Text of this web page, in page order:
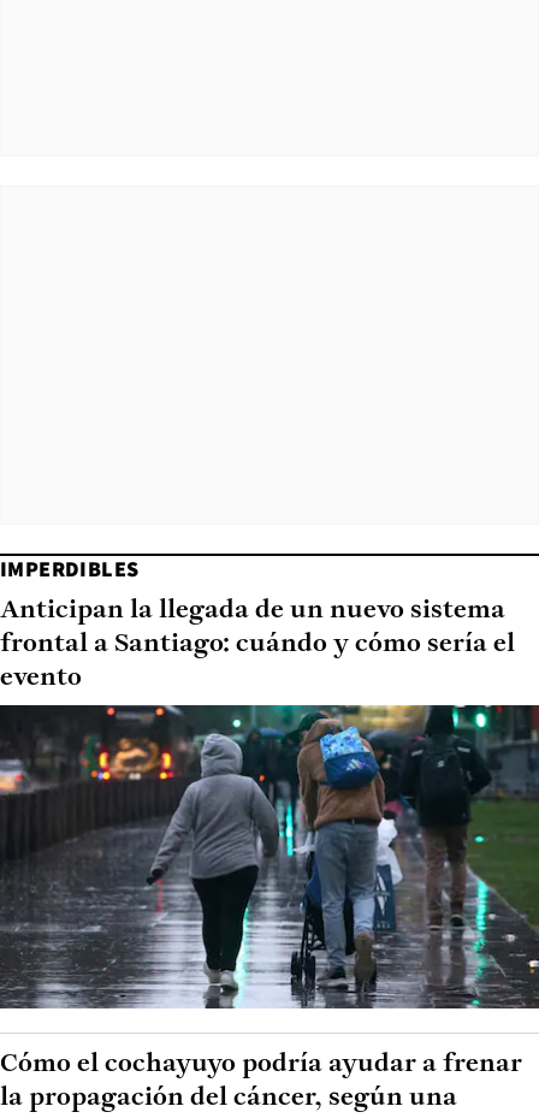
IMPERDIBLES
Anticipan la llegada de un nuevo sistema
frontal a Santiago: cuándo y cómo sería el
evento
Cómo el cochayuyo podría ayudar a frenar
la propagación del cáncer, según una